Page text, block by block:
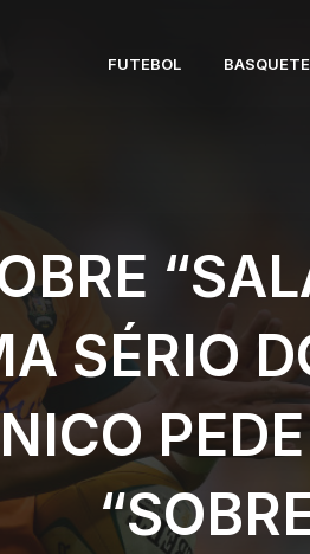
FUTEBOL BASQUETE
SÉRIO